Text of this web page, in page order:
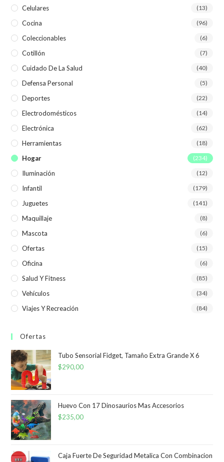
Celulares (13)
Cocina (96)
Coleccionables (6)
Cotillón (7)
Cuidado De La Salud (40)
Defensa Personal (5)
Deportes (22)
Electrodomésticos (14)
Electrónica (62)
Herramientas (18)
Hogar (234)
Iluminación (12)
Infantil (179)
Juguetes (141)
Maquillaje (8)
Mascota (6)
Ofertas (15)
Oficina (6)
Salud Y Fitness (85)
Vehículos (34)
Viajes Y Recreación (84)
Ofertas
Tubo Sensorial Fidget, Tamaño Extra Grande X 6
$290,00
Huevo Con 17 Dinosaurios Mas Accesorios
$235,00
Caja Fuerte De Seguridad Metalica Con Combinacion